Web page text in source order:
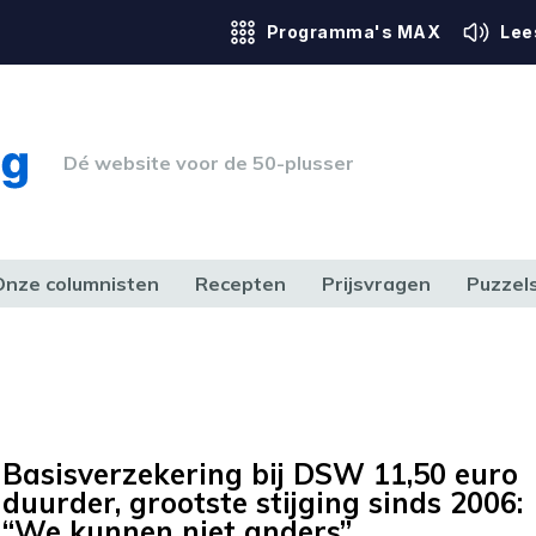
Programma's MAX
Dé website voor de 50-plusser
columnisten Recepten Prijsvragen
Basisverzekering bij DSW 11,50 euro
duurder, grootste stijging sinds 2006: